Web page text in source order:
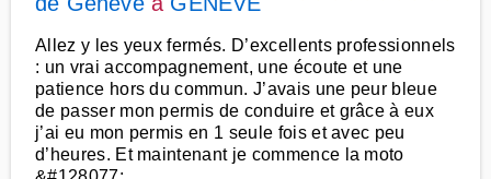
Allez y les yeux fermés. D’excellents professionnels
: un vrai accompagnement, une écoute et une
patience hors du commun. J’avais une peur bleue
de passer mon permis de conduire et grâce à eux
j’ai eu mon permis en 1 seule fois et avec peu
d’heures. Et maintenant je commence la moto